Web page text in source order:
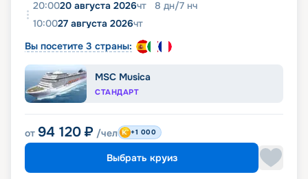
20:0020 августа 2026чт 8 дн/7 нч
10:0027 августа 2026чт
Вы посетите 3 страны:
MSC Musica
СТАНДАРТ
от 94 120 ₽ /чел +1 000
Выбрать круиз